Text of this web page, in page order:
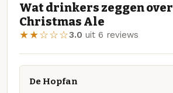
Wat drinkers zeggen
Christmas Ale
★★☆☆☆3.0 uit 6 reviews
De Hopfan